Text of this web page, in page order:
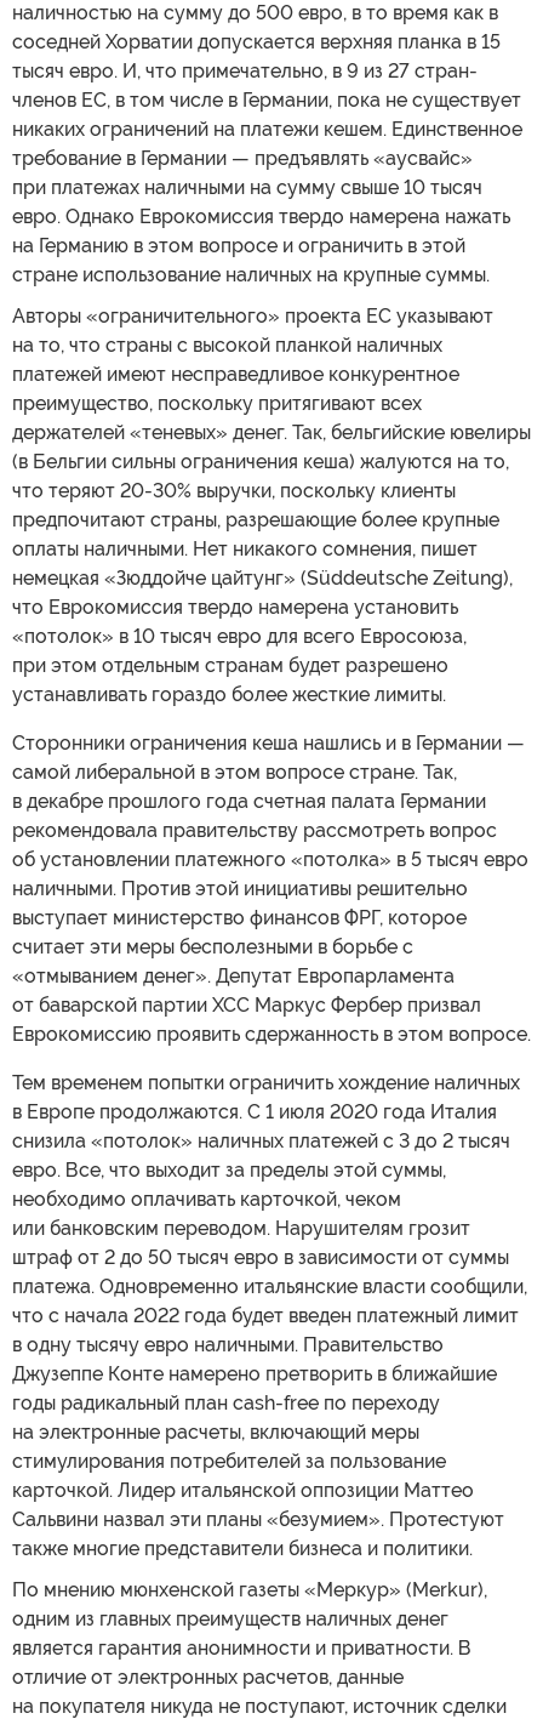
наличностью на сумму до 500 евро, в то время как в
соседней Хорватии допускается верхняя планка в 15
тысяч евро. И, что примечательно, в 9 из 27 стран-
членов ЕС, в том числе в Германии, пока не существует
никаких ограничений на платежи кешем. Единственное
требование в Германии — предъявлять «аусвайс»
при платежах наличными на сумму свыше 10 тысяч
евро. Однако Еврокомиссия твердо намерена нажать
на Германию в этом вопросе и ограничить в этой
стране использование наличных на крупные суммы.
Авторы «ограничительного» проекта ЕС указывают
на то, что страны с высокой планкой наличных
платежей имеют несправедливое конкурентное
преимущество, поскольку притягивают всех
держателей «теневых» денег. Так, бельгийские ювелиры
(в Бельгии сильны ограничения кеша) жалуются на то,
что теряют 20-30% выручки, поскольку клиенты
предпочитают страны, разрешающие более крупные
оплаты наличными. Нет никакого сомнения, пишет
немецкая «Зюддойче цайтунг» (Süddeutsche Zeitung),
что Еврокомиссия твердо намерена установить
«потолок» в 10 тысяч евро для всего Евросоюза,
при этом отдельным странам будет разрешено
устанавливать гораздо более жесткие лимиты.
Сторонники ограничения кеша нашлись и в Германии —
самой либеральной в этом вопросе стране. Так,
в декабре прошлого года счетная палата Германии
рекомендовала правительству рассмотреть вопрос
об установлении платежного «потолка» в 5 тысяч евро
наличными. Против этой инициативы решительно
выступает министерство финансов ФРГ, которое
считает эти меры бесполезными в борьбе с
«отмыванием денег». Депутат Европарламента
от баварской партии ХСС Маркус Фербер призвал
Еврокомиссию проявить сдержанность в этом вопросе.
Тем временем попытки ограничить хождение наличных
в Европе продолжаются. С 1 июля 2020 года Италия
снизила «потолок» наличных платежей с 3 до 2 тысяч
евро. Все, что выходит за пределы этой суммы,
необходимо оплачивать карточкой, чеком
или банковским переводом. Нарушителям грозит
штраф от 2 до 50 тысяч евро в зависимости от суммы
платежа. Одновременно итальянские власти сообщили,
что с начала 2022 года будет введен платежный лимит
в одну тысячу евро наличными. Правительство
Джузеппе Конте намерено претворить в ближайшие
годы радикальный план cash-free по переходу
на электронные расчеты, включающий меры
стимулирования потребителей за пользование
карточкой. Лидер итальянской оппозиции Маттео
Сальвини назвал эти планы «безумием». Протестуют
также многие представители бизнеса и политики.
По мнению мюнхенской газеты «Меркур» (Merkur),
одним из главных преимуществ наличных денег
является гарантия анонимности и приватности. В
отличие от электронных расчетов, данные
на покупателя никуда не поступают, источник сделки